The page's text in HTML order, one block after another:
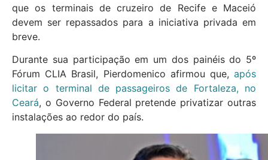
que os terminais de cruzeiro de Recife e Maceió
devem ser repassados para a iniciativa privada em
breve.
Durante sua participação em um dos painéis do 5º
Fórum CLIA Brasil, Pierdomenico afirmou que, após
licitar o terminal de passageiros de Fortaleza, no
Ceará, o Governo Federal pretende privatizar outras
instalações ao redor do país.